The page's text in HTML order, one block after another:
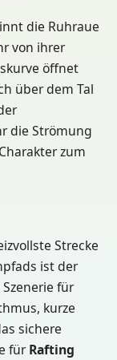
die Ruhraue
von ihrer
öffnet
über dem Tal
die Strömung
zum
Strecke
ist der
für
kurze
sichere
fürRafting